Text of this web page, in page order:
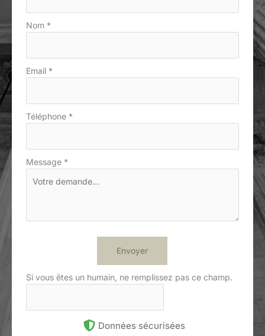
Nom *
Email *
Téléphone *
Message *
Envoyer
Si vous êtes un humain, ne remplissez pas ce champ.
Données sécurisées